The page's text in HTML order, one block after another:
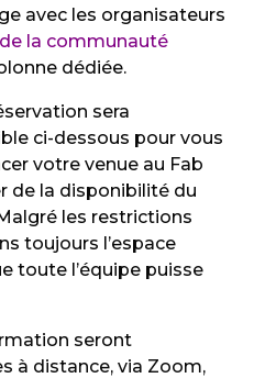
avec les organisateurs
la communauté
dédiée.
sera
ci-dessous pour vous
votre venue au Fab
de la disponibilité du
les restrictions
toujours l’espace
toute l’équipe puisse
seront
à distance, via Zoom,